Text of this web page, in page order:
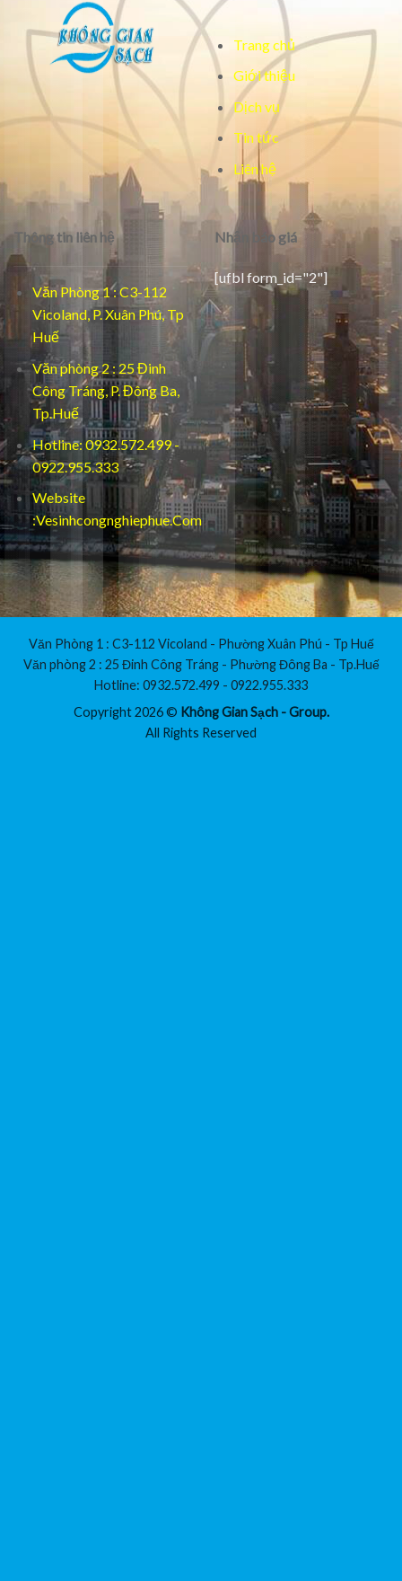
Trang chủ
Giới thiệu
Dịch vụ
Tin tức
Liên hệ
Thông tin liên hệ
Văn Phòng 1 : C3-112
Vicoland, P. Xuân Phú, Tp
Huế
Văn phòng 2 : 25 Đinh
Công Tráng, P. Đông Ba,
Tp.Huế
Hotline: 0932.572.499 -
0922.955.333
Website
:Vesinhcongnghiephue.Com
Nhận báo giá
[ufbl form_id="2"]
Văn Phòng 1 : C3-112 Vicoland - Phường Xuân Phú - Tp Huế
Văn phòng 2 : 25 Đinh Công Tráng - Phường Đông Ba - Tp.Huế
Hotline: 0932.572.499 - 0922.955.333
Copyright 2026 © Không Gian Sạch - Group.
All Rights Reserved